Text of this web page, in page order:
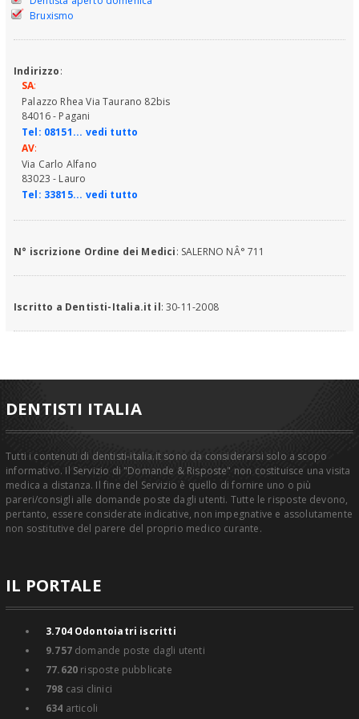
Pagani (SA) e Lauro (AV)
Odontoiatra Esperto nella valutazione del danno alla persona
Bruxismo
Indirizzo:
SA:
Palazzo Rhea Via Taurano 82bis
84016 - Pagani
Tel: 08151... vedi tutto
AV:
Via Carlo Alfano
83023 - Lauro
Tel: 33815... vedi tutto
N° iscrizione Ordine dei Medici: SALERNO NÂ° 711
Iscritto a Dentisti-Italia.it il: 30-11-2008
DENTISTI ITALIA
Tutti i contenuti di dentisti-italia.it sono da considerarsi solo a scopo
informativo. Il Servizio di "Domande & Risposte" non costituisce una visita
medica a distanza. Il fine del Servizio è quello di fornire uno o più
pareri/consigli alle domande poste dagli utenti. Tutte le risposte devono,
pertanto, essere considerate indicative, non impegnative e assolutamente
non sostitutive del parere del proprio medico curante.
IL PORTALE
3.704Odontoiatri iscritti
9.757domande poste dagli utenti
77.620 risposte pubblicate
798 casi clinici
634 articoli